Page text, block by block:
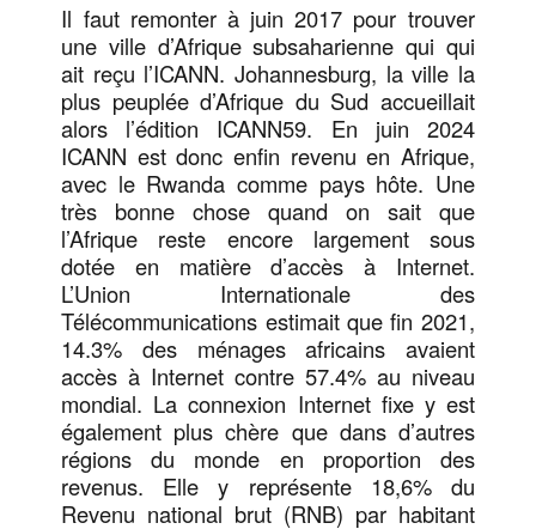
Il faut remonter à juin 2017 pour trouver
une ville d’Afrique subsaharienne qui qui
ait reçu l’ICANN. Johannesburg, la ville la
plus peuplée d’Afrique du Sud accueillait
alors l’édition ICANN59. En juin 2024
ICANN est donc enfin revenu en Afrique,
avec le Rwanda comme pays hôte. Une
très bonne chose quand on sait que
l’Afrique reste encore largement sous
dotée en matière d’accès à Internet.
L’Union Internationale des
Télécommunications estimait que fin 2021,
14.3% des ménages africains avaient
accès à Internet contre 57.4% au niveau
mondial. La connexion Internet fixe y est
également plus chère que dans d’autres
régions du monde en proportion des
revenus. Elle y représente 18,6% du
Revenu national brut (RNB) par habitant